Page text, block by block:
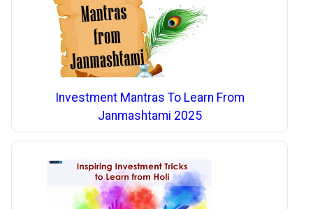
Investment Mantras To Learn From
Janmashtami 2025